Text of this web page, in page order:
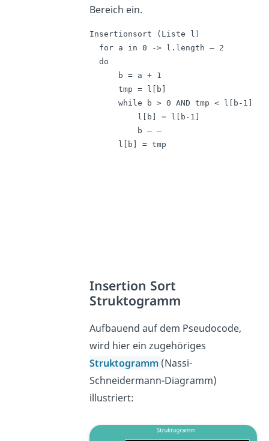
Bereich ein.
Insertionsort (Liste l)
  for a in 0 -> l.length – 2
  do
      b = a + 1
      tmp = l[b]
      while b > 0 AND tmp < l[b-1] do
          l[b] = l[b-1]
          b – –
      l[b] = tmp
Insertion Sort
Struktogramm
Aufbauend auf dem Pseudocode,
wird hier ein zugehöriges
Struktogramm (Nassi-
Schneidermann-Diagramm)
illustriert: